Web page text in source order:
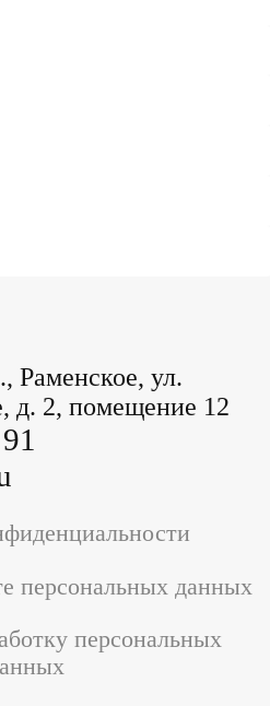
Раменское, ул.
д. 2, помещение 12
персональных данных
персональных